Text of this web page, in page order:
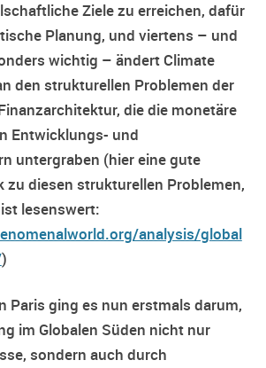
Ziele zu erreichen, dafür
Planung, und viertens – und
wichtig – ändert Climate
den strukturellen Problemen der
die die monetäre
Entwicklungs- und
untergraben (hier eine gute
zu diesen strukturellen Problemen,
lesenswert:
analysis/global
)
Paris ging es nun erstmals darum,
im Globalen Süden nicht nur
sondern auch durch